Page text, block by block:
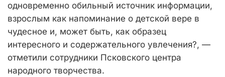
одновременно обильный источник информации,
взрослым как напоминание о детской вере в
чудесное и, может быть, как образец
интересного и содержательного увлечения?, —
отметили сотрудники Псковского центра
народного творчества.